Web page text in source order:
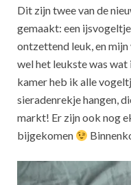
Dit zijn twee van de
gemaakt: een
ontzettend leuk, en
wel het leukste was
kamer heb ik alle
sieradenrekje hangen,
markt! Er zijn ook nog
bijgekomen